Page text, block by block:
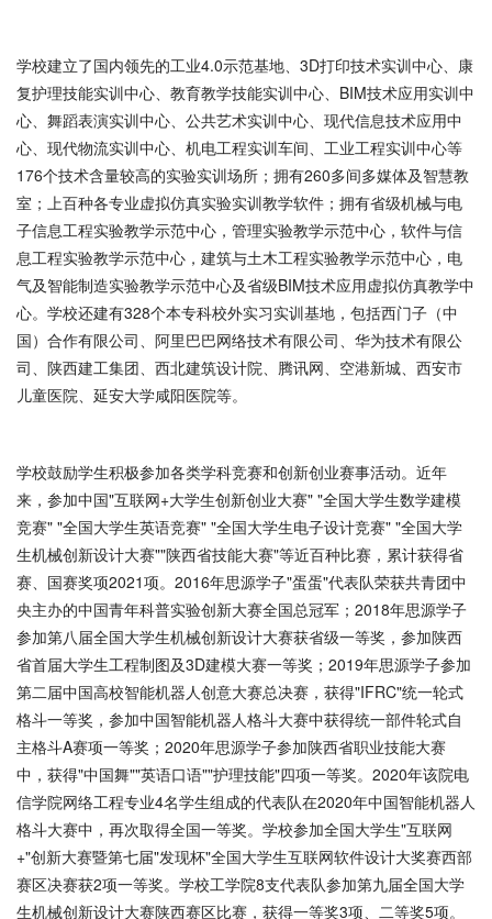
学校建立了国内领先的工业4.0示范基地、3D打印技术实训中心、康
复护理技能实训中心、教育教学技能实训中心、BIM技术应用实训中
心、舞蹈表演实训中心、公共艺术实训中心、现代信息技术应用中
心、现代物流实训中心、机电工程实训车间、工业工程实训中心等
176个技术含量较高的实验实训场所；拥有260多间多媒体及智慧教
室；上百种各专业虚拟仿真实验实训教学软件；拥有省级机械与电
子信息工程实验教学示范中心，管理实验教学示范中心，软件与信
息工程实验教学示范中心，建筑与土木工程实验教学示范中心，电
气及智能制造实验教学示范中心及省级BIM技术应用虚拟仿真教学中
心。学校还建有328个本专科校外实习实训基地，包括西门子（中
国）合作有限公司、阿里巴巴网络技术有限公司、华为技术有限公
司、陕西建工集团、西北建筑设计院、腾讯网、空港新城、西安市
儿童医院、延安大学咸阳医院等。
学校鼓励学生积极参加各类学科竞赛和创新创业赛事活动。近年
来，参加中国"互联网+大学生创新创业大赛" "全国大学生数学建模
竞赛" "全国大学生英语竞赛" "全国大学生电子设计竞赛" "全国大学
生机械创新设计大赛""陕西省技能大赛"等近百种比赛，累计获得省
赛、国赛奖项2021项。2016年思源学子"蛋蛋"代表队荣获共青团中
央主办的中国青年科普实验创新大赛全国总冠军；2018年思源学子
参加第八届全国大学生机械创新设计大赛获省级一等奖，参加陕西
省首届大学生工程制图及3D建模大赛一等奖；2019年思源学子参加
第二届中国高校智能机器人创意大赛总决赛，获得"IFRC"统一轮式
格斗一等奖，参加中国智能机器人格斗大赛中获得统一部件轮式自
主格斗A赛项一等奖；2020年思源学子参加陕西省职业技能大赛
中，获得"中国舞""英语口语""护理技能"四项一等奖。2020年该院电
信学院网络工程专业4名学生组成的代表队在2020年中国智能机器人
格斗大赛中，再次取得全国一等奖。学校参加全国大学生"互联网
+"创新大赛暨第七届"发现杯"全国大学生互联网软件设计大奖赛西部
赛区决赛获2项一等奖。学校工学院8支代表队参加第九届全国大学
生机械创新设计大赛陕西赛区比赛，获得一等奖3项、二等奖5项。